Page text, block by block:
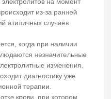
на момент
из-за ранней
атипичных случаев
когда при наличии
незначительные
изменения.
диагностику уже
терапии.
крови, при котором